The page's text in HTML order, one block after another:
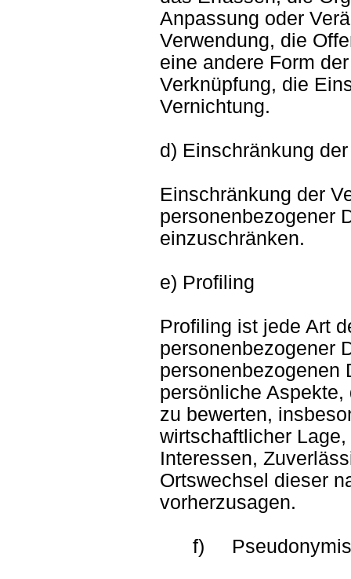
Anpassung oder
Verwendung, die
eine andere Form
Verknüpfung, die
Vernichtung.
d) Einschränkung
Einschränkung der
personenbezogener
einzuschränken.
e) Profiling
Profiling ist jede Art
personenbezogener
personenbezogenen
persönliche
zu bewerten,
wirtschaftlicher
Interessen,
Ortswechsel dieser
vorherzusagen.
f)